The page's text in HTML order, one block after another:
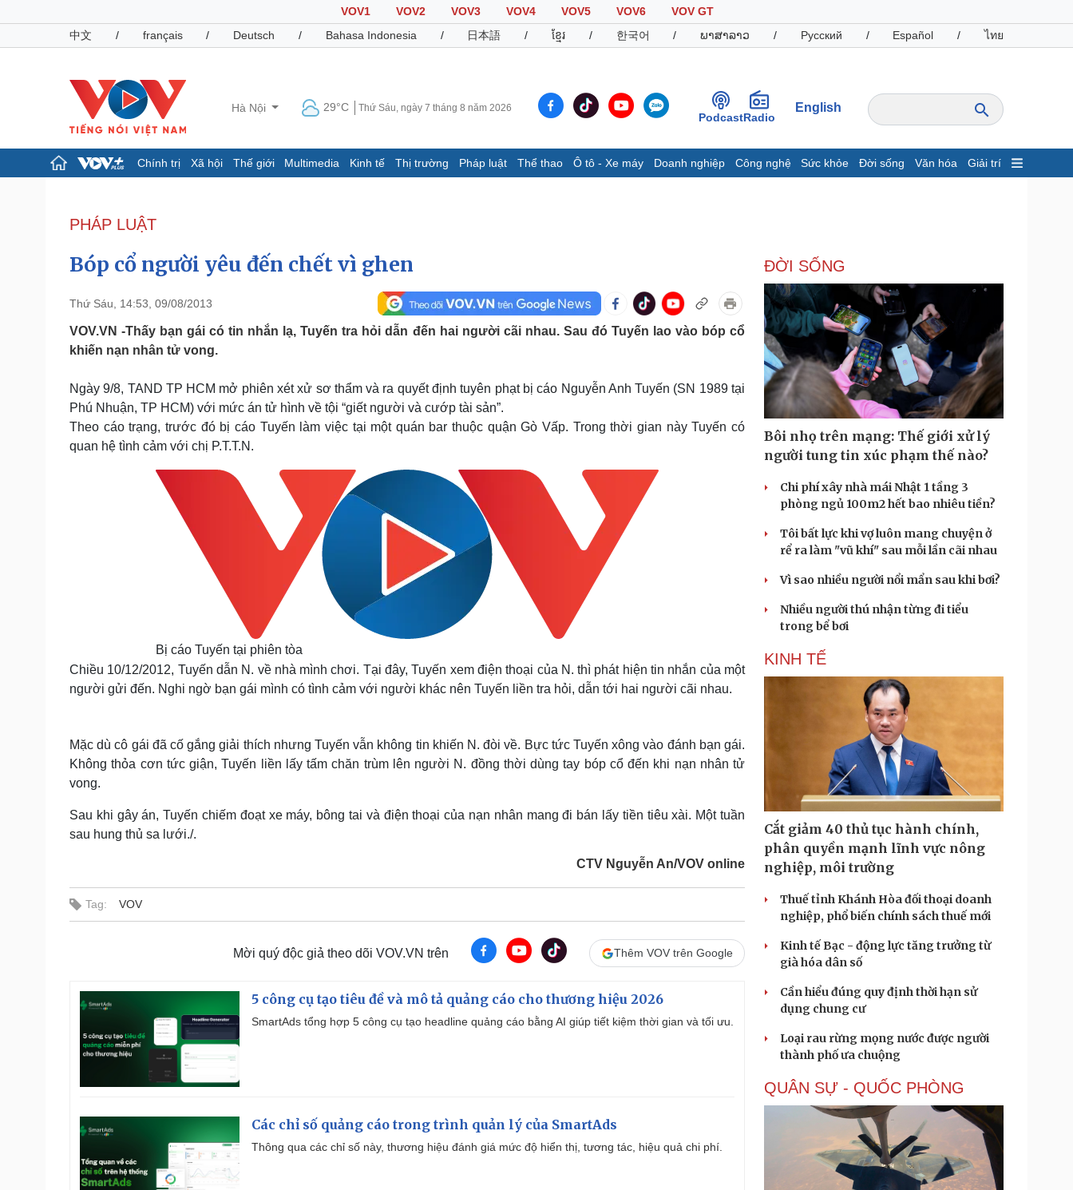
VOV1 VOV2 VOV3 VOV4 VOV5 VOV6
VOV GT
中文
/ français / Deutsch / Bahasa Indonesia / 日本語 / ខ្មែរ / 한국어 / ພາສາລາວ / Русский / Español / ไทย
Hà Nội 29°C Thứ Sáu, ngày 7 tháng 8 năm 2026
PodcastRadio
English
Chính trị Xã hội Thế giới Multimedia Kinh tế Thị trường Pháp luật Thể thao Ô tô - Xe máy Doanh nghiệp Công nghệ Sức khỏe Đời sống Văn hóa Giải trí
Đảng
Tổ chức nhân sự
Nhận diện sự thật
Giáo dục
Dấu ấn VOV
Giá cà phê
Pháp luật
Vụ án
Tư vấn luật
Quân sự - Quốc phòng
Phân tích
Thể thao
Thế giới thể thao
eSports
Hậu trường
Ô tô - Xe máy
Tư vấn
Doanh nghiệp
Thông tin doanh nghiệp
Doanh nghiệp 24h
Doanh nhân
Công nghệ
Sành điệu
Tin Công nghệ
Trải nghiệm
Chuyển đổi số
Sức khỏe
Đời sống
Blog
Tình yêu - Gia đình
Di sản
Thời trang
Sao Việt
Podcast
Câu chuyện thời sự
Đọc truyện đêm khuya
Cửa sổ tình yêu
Hạt giống tâm hồn
PHÁP LUẬT
Bóp cổ người yêu đến chết vì ghen
Thứ Sáu, 14:53, 09/08/2013
VOV.VN -Thấy bạn gái có tin nhắn lạ, Tuyến tra hỏi dẫn đến hai người cãi nhau. Sau đó Tuyến lao vào bóp cổ
khiến nạn nhân tử vong.
Ngày 9/8, TAND TP HCM mở phiên xét xử sơ thẩm và ra quyết định tuyên phạt bị cáo Nguyễn Anh Tuyến (SN 1989 tại
Phú Nhuận, TP HCM) với mức án tử hình về tội “giết người và cướp tài sản”.
Theo cáo trạng, trước đó bị cáo Tuyến làm việc tại một quán bar thuộc quận Gò Vấp. Trong thời gian này Tuyến có
quan hệ tình cảm với chị P.T.T.N.
Bị cáo Tuyến tại phiên tòa
Chiều 10/12/2012, Tuyến dẫn N. về nhà mình chơi. Tại đây, Tuyến xem điện thoại của N. thì phát hiện tin nhắn của một
người gửi đến. Nghi ngờ bạn gái mình có tình cảm với người khác nên Tuyến liền tra hỏi, dẫn tới hai người cãi nhau.
Mặc dù cô gái đã cố gắng giải thích nhưng Tuyến vẫn không tin khiến N. đòi về. Bực tức Tuyến xông vào đánh bạn gái.
Không thỏa cơn tức giận, Tuyến liền lấy tấm chăn trùm lên người N. đồng thời dùng tay bóp cổ đến khi nạn nhân tử
vong.
Sau khi gây án, Tuyến chiếm đoạt xe máy, bông tai và điện thoại của nạn nhân mang đi bán lấy tiền tiêu xài. Một tuần
sau hung thủ sa lưới./.
CTV Nguyễn An/VOV online
Tag: VOV
Mời quý độc giả theo dõi VOV.VN trên Thêm VOV trên Google
5 công cụ tạo tiêu đề và mô tả quảng cáo cho thương hiệu 2026
SmartAds tổng hợp 5 công cụ tạo headline quảng cáo bằng AI giúp tiết kiệm thời gian và tối ưu.
Các chỉ số quảng cáo trong trình quản lý của SmartAds
Thông qua các chỉ số này, thương hiệu đánh giá mức độ hiển thị, tương tác, hiệu quả chi phí.
ĐỜI SỐNG
Bôi nhọ trên mạng: Thế giới xử lý
người tung tin xúc phạm thế nào?
Chi phí xây nhà mái Nhật 1 tầng 3
phòng ngủ 100m2 hết bao nhiêu tiền?
Tôi bất lực khi vợ luôn mang chuyện ở
rể ra làm "vũ khí" sau mỗi lần cãi nhau
Vì sao nhiều người nổi mẩn sau khi bơi?
Nhiều người thú nhận từng đi tiểu
trong bể bơi
KINH TẾ
Cắt giảm 40 thủ tục hành chính,
phân quyền mạnh lĩnh vực nông
nghiệp, môi trường
Thuế tỉnh Khánh Hòa đối thoại doanh
nghiệp, phổ biến chính sách thuế mới
Kinh tế Bạc - động lực tăng trưởng từ
già hóa dân số
Cần hiểu đúng quy định thời hạn sử
dụng chung cư
Loại rau rừng mọng nước được người
thành phố ưa chuộng
QUÂN SỰ - QUỐC PHÒNG